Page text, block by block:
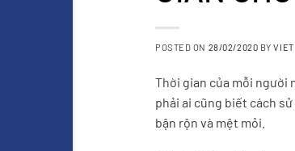
POSTED ON 28/02/2020 BYVIET
Thời gian của mỗi người
phải ai cũng biết cách
bận rộn và mệt mỏi.